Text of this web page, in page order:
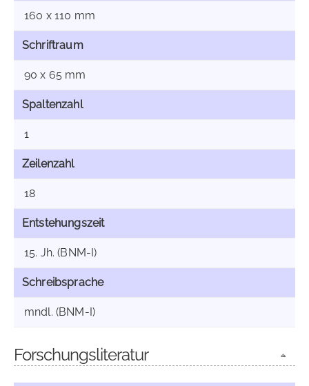
160 x 110 mm
Schriftraum
90 x 65 mm
Spaltenzahl
1
Zeilenzahl
18
Entstehungszeit
15. Jh. (BNM-I)
Schreibsprache
mndl. (BNM-I)
Forschungsliteratur